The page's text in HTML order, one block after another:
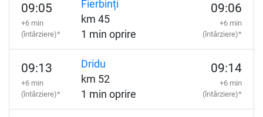
09:05
+6 min
(întârziere)*
Fierbinți
km 45
1 min oprire
09:06
+6 min
(întârziere)*
09:13
+6 min
(întârziere)*
Dridu
km 52
1 min oprire
09:14
+6 min
(întârziere)*